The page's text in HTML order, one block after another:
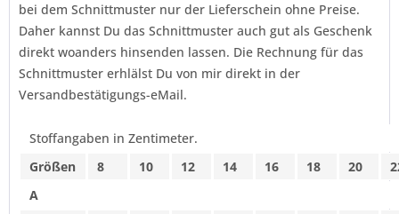
bei dem Schnittmuster nur der Lieferschein ohne Preise.
Daher kannst Du das Schnittmuster auch gut als Geschenk
direkt woanders hinsenden lassen. Die Rechnung für das
Schnittmuster erhlälst Du von mir direkt in der
Versandbestätigungs-eMail.
Stoffangaben in Zentimeter.
Größen
8 10 12 14 16 18 20
A